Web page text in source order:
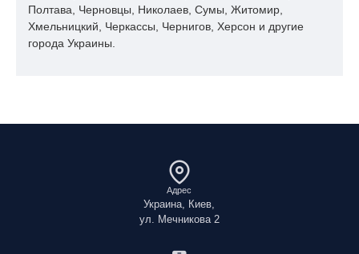
продаж.У нас Вы можете осуществить комплексную закупку
но также получить консультацию по технологическому
применению приобретенного сырья, получить методические
указания и другую информацию.
Полтава, Черновцы, Николаев, Сумы, Житомир,
Хмельницкий, Черкассы, Чернигов, Херсон и другие
города Украины.
Адрес
Украина, Киев,
ул. Мечникова 2